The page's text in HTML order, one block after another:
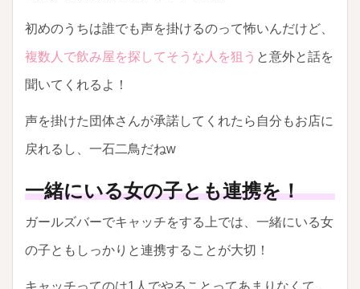
初めのうちは誰でも声を掛けるのって怖いんだけど、
複数人で飲み屋を探してそうな人を狙う と意外と話を
聞いてくれるよ！
声を掛けた団体さんが承諾してくれたら自分もお店に
戻れるし、一石二鳥だねw
一緒にいる女の子とも連携を！
ガールズバーでキャッチをする上では、一緒にいる女
の子ともしっかりと連携することが大切！
キャッチってのは1人でやることってあまりなくて、